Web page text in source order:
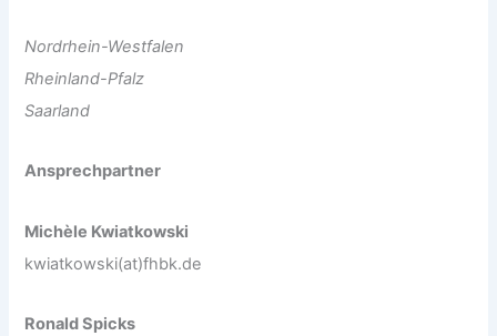
Nordrhein-Westfalen
Rheinland-Pfalz
Saarland
Ansprechpartner
Michèle Kwiatkowski
kwiatkowski(at)fhbk.de
Ronald Spicks